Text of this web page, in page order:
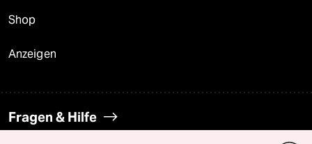
Shop
Anzeigen
Fragen & Hilfe